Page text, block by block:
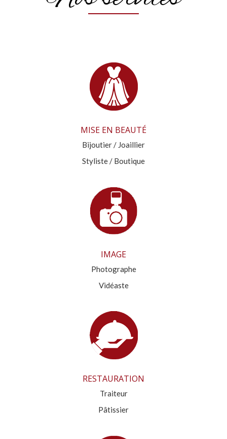
MISE EN BEAUTÉ
Bijoutier / Joaillier
Styliste / Boutique
IMAGE
Photographe
Vidéaste
RESTAURATION
Traiteur
Pâtissier